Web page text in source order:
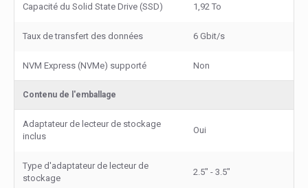
Capacité du Solid State Drive (SSD) 1,92 To
Taux de transfert des données 6 Gbit/s
NVM Express (NVMe) supporté Non
Contenu de l'emballage
Adaptateur de lecteur de stockage
inclus
Oui
Type d'adaptateur de lecteur de
stockage
2.5" - 3.5"